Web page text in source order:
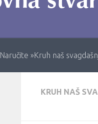
Naručite »Kruh naš
KRUH NAŠ